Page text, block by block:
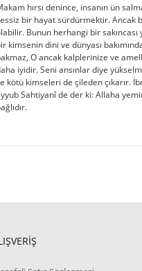
hırsı denince, insanın ün
bir hayat sürdürmektir. Ancak
Bunun herhangi bir
kimsenin dini ve dünyası
O ancak kalplerinize ve
iyidir. Seni ansınlar diye
kötü kimseleri de çileden çıkarır.
Sahtiyanî de der ki: Allaha